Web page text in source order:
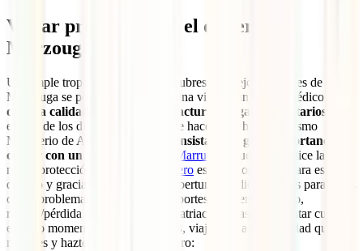
Viajar protegido por el desierto de
Merzouga
Un simple tropezón mientras descubres los mejores lugares de
Merzouga se podría convertir en una visita a un centro médico de
dudosa calidad y elevadísimas facturas de gastos sanitarios
es uno de los diversos motivos que hacen que hasta el mismo
Ministerio de Asuntos Exteriores
insista en la gran importancia de
contar con un
seguro de viaje a Marruecos
que te garantice la
mejor protección. El
IATI Mochilero es la mejor póliza para este
destino y gracias a sus grandes coberturas médicas y otras para casos
como problemas con equipaje, deportes de aventura, robo,
retraso/pérdida de transporte o repatriación te aseguran estar cubierto
en todo momento. No esperes más, viaja con la tranquilidad que
mereces y hazte ahora con tu seguro: